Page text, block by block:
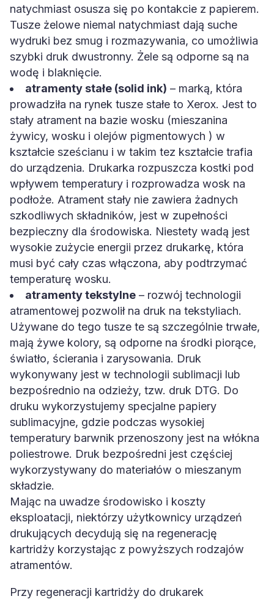
natychmiast osusza się po kontakcie z papierem.
Tusze żelowe niemal natychmiast dają suche
wydruki bez smug i rozmazywania, co umożliwia
szybki druk dwustronny. Żele są odporne są na
wodę i blaknięcie.
atramenty stałe (solid ink) – marką, która
prowadziła na rynek tusze stałe to Xerox. Jest to
stały atrament na bazie wosku (mieszanina
żywicy, wosku i olejów pigmentowych ) w
kształcie sześcianu i w takim tez kształcie trafia
do urządzenia. Drukarka rozpuszcza kostki pod
wpływem temperatury i rozprowadza wosk na
podłoże. Atrament stały nie zawiera żadnych
szkodliwych składników, jest w zupełności
bezpieczny dla środowiska. Niestety wadą jest
wysokie zużycie energii przez drukarkę, która
musi być cały czas włączona, aby podtrzymać
temperaturę wosku.
atramenty tekstylne – rozwój technologii
atramentowej pozwolił na druk na tekstyliach.
Używane do tego tusze te są szczególnie trwałe,
mają żywe kolory, są odporne na środki piorące,
światło, ścierania i zarysowania. Druk
wykonywany jest w technologii sublimacji lub
bezpośrednio na odzieży, tzw. druk DTG. Do
druku wykorzystujemy specjalne papiery
sublimacyjne, gdzie podczas wysokiej
temperatury barwnik przenoszony jest na włókna
poliestrowe. Druk bezpośredni jest częściej
wykorzystywany do materiałów o mieszanym
składzie.
Mając na uwadze środowisko i koszty
eksploatacji, niektórzy użytkownicy urządzeń
drukujących decydują się na regenerację
kartridży korzystając z powyższych rodzajów
atramentów.
Przy regeneracji kartridży do drukarek